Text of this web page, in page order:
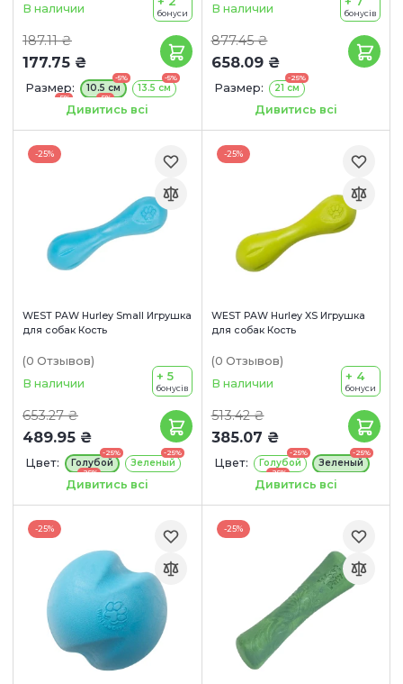
В наличии
187.11 ₴
177.75 ₴
бонуси
Размер:
-5%
10.5 см
-5%
13.5 см
-5% -5%
21 см
Дивитись всі
В наличии
877.45 ₴
658.09 ₴
бонусів
Размер:
-25%
21 см
Голубой
Зеленый
Дивитись всі
-25%
WEST PAW Hurley Small Игрушка
для собак Кость
(0 Отзывов)
В наличии
653.27 ₴
489.95 ₴
+ 5
бонусів
Цвет:
-25%
Голубой
-25%
Зеленый
-25%
ОранжевыйДивитись всі
-25%
WEST PAW Hurley XS Игрушка
для собак Кость
(0 Отзывов)
В наличии
513.42 ₴
385.07 ₴
+ 4
бонуси
Цвет:
-25%
Голубой
-25%
Зеленый
-25%
ОранжевыйДивитись всі
-25% -25%